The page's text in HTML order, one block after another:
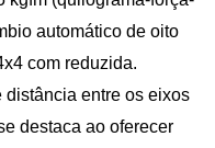
automático de oito
com reduzida.
distância entre os eixos
destaca ao oferecer